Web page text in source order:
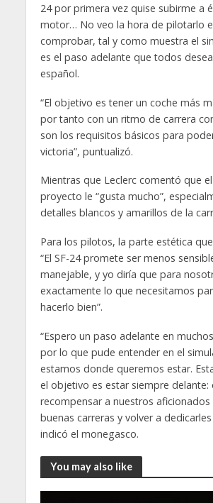
24 por primera vez quise subirme a
motor… No veo la hora de pilotarlo
comprobar, tal y como muestra el
es el paso adelante que todos
español.
“El objetivo es tener un coche más
por tanto con un ritmo de carrera
son los requisitos básicos para
victoria”, puntualizó.
Mientras que Leclerc comentó que
proyecto le “gusta mucho”,
detalles blancos y amarillos de la
Para los pilotos, la parte estética
“El SF-24 promete ser menos
manejable, y yo diría que para
exactamente lo que necesitamos
hacerlo bien”.
“Espero un paso adelante en
por lo que pude entender en el
estamos donde queremos estar.
el objetivo es estar siempre delante:
recompensar a nuestros aficionados
buenas carreras y volver a dedicarles
indicó el monegasco.
You may also like